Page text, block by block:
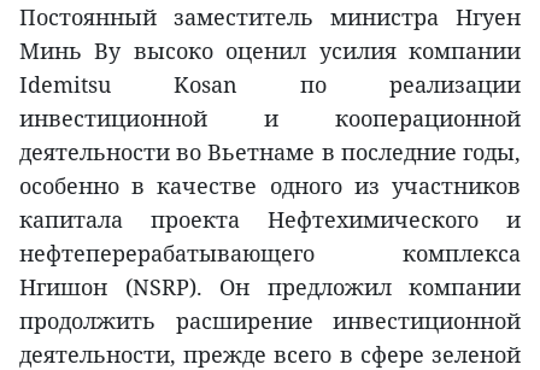
Постоянный заместитель министра Нгуен
Минь Ву высоко оценил усилия компании
Idemitsu Kosan по реализации
инвестиционной и кооперационной
деятельности во Вьетнаме в последние годы,
особенно в качестве одного из участников
капитала проекта Нефтехимического и
нефтеперерабатывающего комплекса
Нгишон (NSRP). Он предложил компании
продолжить расширение инвестиционной
деятельности, прежде всего в сфере зеленой